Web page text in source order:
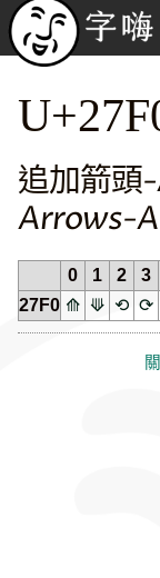
追加箭頭
Arrows-A
0 1 2 3
27F0 ⟰ ⟱ ⟲ ⟳